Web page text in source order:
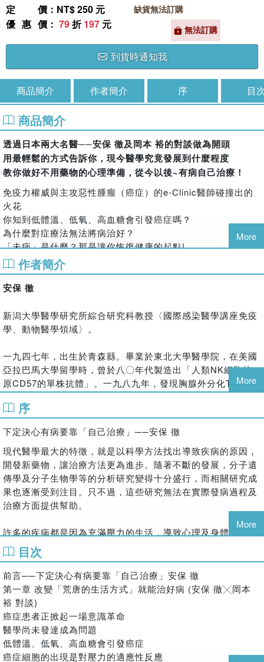
定價 ：NT$ 250 元
優惠價 ： 79折197 元
到貨時通知我
缺貨無法訂購
無法訂購
商品簡介 作者簡介 序 目
商品簡介
透過日本兩大名醫──安保 徹及岡本 裕的對談做為開頭
用最輕鬆的方式告訴你，現今醫學究竟發展到什麼程度
教你做好不用藥物的心理準備，從今以後~有病自己治療！
免疫力權威與主攻惡性腫瘤（癌症）的e-Clinic醫師碰撞出的
火花
你知到低體溫、低氧、高血糖會引發癌症嗎？
為什麼對症療法無法將病治好？
「未病」是什麼？那是讓你恢復健康的起點!
太放鬆也會生病？
現今自癒意識抬頭，許多有身體不適等病痛的人們，不再依賴
藥物，畢竟是藥三分毒。我們的身體都具備了能將疾病治癒的
好！
免疫力才能有好的自癒力；如果身體長期承受壓力，讓自律神
經系統、白血球系統、能量生成系統及荷爾蒙分泌的內分泌系
統失去平衡，不但自癒能力減落，還會因免疫力功能不佳，而
引發其他各種疾病的產生。
從今天起，要擁有健康的身體，請開始改變你的做法：
【改變荒唐的生活方式】
所有的疾病成因，大多都是不適當的生活方式所引起，快將生
活步調導回正軌吧！
【改變對疾病的認知】
要找尋治療疾病的方法，一定要先了解疾病成因及構，並透過
【改變飲食習慣】
外食多油膩且鹽份高，想藉由飲食來提高免疫力，最好一餐只
吃六、七分飽，多利用天然健康的食材，可以的話最好自己做
蔬菜汁來喝。
【不再依賴藥物】
你了解藥物的副作用嗎？消炎鎮痛藥會讓交感神經緊張，引發
新的疾病；還有類固醇會抑制粒腺體的運作，減弱你的生命
力。請參考停藥四星期原則的方法來嘗試停藥。
More
作者簡介
安保 徹
新潟大學醫學研究所綜合研究科教授〈國際感染醫學講座免疫
學、動物醫學領域〉。
一九四七年，出生於青森縣。畢業於東北大學醫學院，在美國
亞拉巴馬大學留學時，曾於八〇年代製造出「人類NK細胞抗
原CD57的單株抗體」。一九八九年，發現胸腺外分化T細胞的
存在。一九九六年，首次將白血球的自律神經支配機制做一說
明。陸續將各種研究成果發表於國際學術領域，掌握免疫學最
著有《「停藥」就能治療疾病》、《如何傾聽幫助你治療疾病
的「身體聲音」》、《自己將癌症治癒》、《免疫革命》、
《讓身體不疲憊的免疫力》、《治療疾病的免疫諮商室》，與
其他人合著有《治療帕金森氏症》、《安保教授用漫畫告訴
你！不生病免疫學》《治癒癌症》，審修過的雜誌書有《「提
高免疫力」讓癌症自然治癒》、《「提高免疫力」疾病自然就
治癒》等。
岡本 裕
e-Clinic醫師，醫學博士。
一九五七年，出生於大阪市。畢業於大阪大學醫學院，同大學
研究所課程修畢。之後，在大學附設醫院、市中醫院、大阪大
學細胞工學中心〈現大阪大學生物工學中心〉，耗費十二年致
力於惡性腫瘤〈癌〉的臨床及研究，後來因感到傳統醫療及醫
學已達界限，故辭去臨床醫生一職。
More
序
下定決心有病要靠「自己治療」──安保 徹
現代醫學最大的特徵，就是以科學方法找出導致疾病的原因，
開發新藥物，讓治療方法更為進步。隨著不斷的發展，分子遺
傳學及分子生物學等的分析研究變得十分盛行，而相關研究成
果也逐漸受到注目。只不過，這些研究無法在實際發病過程及
治療方面提供幫助。
許多的疾病都是因為充滿壓力的生活，導致心理及身體過度負
荷而發病的。因此，只要能改善工作太過拚命，或是心中煩惱
無法獲得解決的生活方式之後再進行治療，應該就是最基本且
有效的治療方法。但是目前的醫學卻未對這部分多加著墨，大
多是以藥物來壓抑症狀的對症療法〈根據出現的症狀予以治
療〉來處理。此方法不但無法將慢性疾病治好，反而會成為不
治之症逐漸增加的原因。
即使現況如此，人們對現代醫學的期待仍然非常高。尤其是最
近，受到關注的再生醫學〈以恢復因事故或疾病而造成身體細
More
目次
前言──下定決心有病要靠「自己治療」安保 徹
第一章 改變「荒唐的生活方式」就能治好病 (安保 徹╳岡本
裕 對談)
癌症患者正掀起一場意識革命
醫學尚未發達成為問題
低體溫、低氧、高血糖會引發癌症
癌症細胞的出現是對壓力的適應性反應